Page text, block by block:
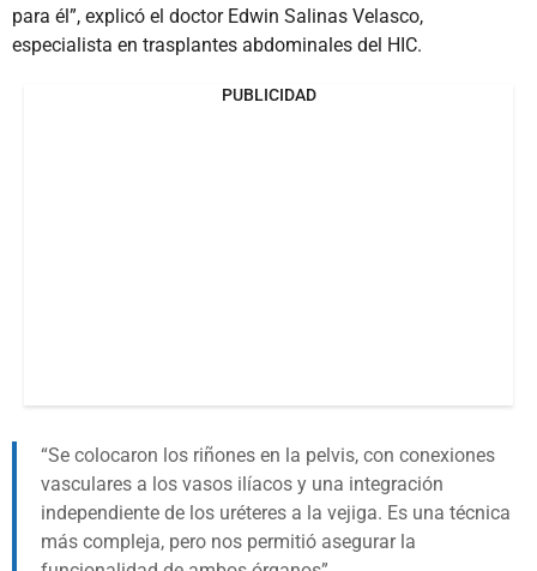
para él”, explicó el doctor Edwin Salinas Velasco,
especialista en trasplantes abdominales del HIC.
PUBLICIDAD
Se colocaron los riñones en la pelvis, con conexiones
vasculares a los vasos ilíacos y una integración
independiente de los uréteres a la vejiga. Es una técnica
más compleja, pero nos permitió asegurar la